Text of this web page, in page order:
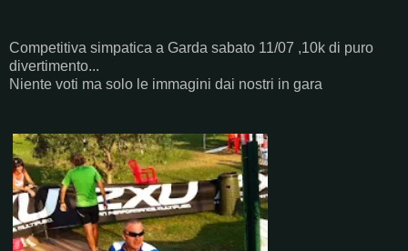
Competitiva simpatica a Garda sabato 11/07 ,10k di puro
divertimento...
Niente voti ma solo le immagini dai nostri in gara